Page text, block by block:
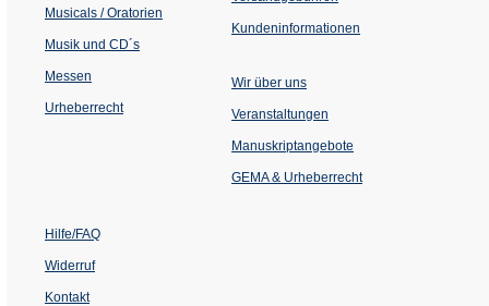
Musicals / Oratorien
Musik und CD´s
Messen
Urheberrecht
Kundeninformationen
Wir über uns
Veranstaltungen
einem
Tab)
Manuskriptangebote
GEMA & Urheberrecht
Hilfe/FAQ
Widerruf
Kontakt